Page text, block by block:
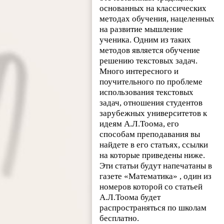
основанных на классических
методах обучения, нацеленных
на развитие мышление
ученика. Одним из таких
методов является обучение
решению текстовых задач.
Много интересного и
поучительного по проблеме
использования текстовых
задач, отношения студентов
зарубежных университетов к
идеям А.Л.Тоома, его
способам преподавания вы
найдете в его статьях, ссылки
на которые приведены ниже.
Эти статьи будут напечатаны в
газете «Математика» , один из
номеров которой со статьей
А.Л.Тоома будет
распространяться по школам
бесплатно.